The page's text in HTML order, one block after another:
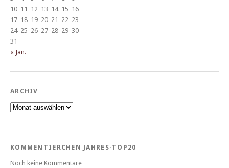
10 11 12 13 14 15 16
17 18 19 20 21 22 23
24 25 26 27 28 29 30
31
« Jan.
ARCHIV
Archiv
KOMMENTIERCHEN JAHRES-TOP20
Noch keine Kommentare